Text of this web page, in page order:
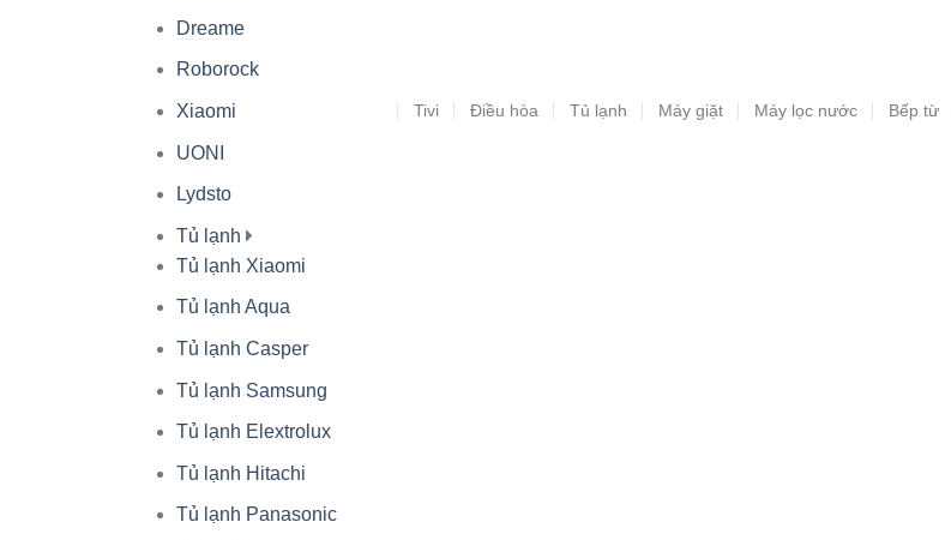
Dreame
Roborock
Xiaomi
UONI
Lydsto
Tủ lạnh
Tủ lạnh Xiaomi
Tủ lạnh Aqua
Tủ lạnh Casper
Tủ lạnh Samsung
Tủ lạnh Elextrolux
Tủ lạnh Hitachi
Tủ lạnh Panasonic
Tivi Điều hòa Tủ lạnh Máy giặt Máy lọc nước Bếp từ